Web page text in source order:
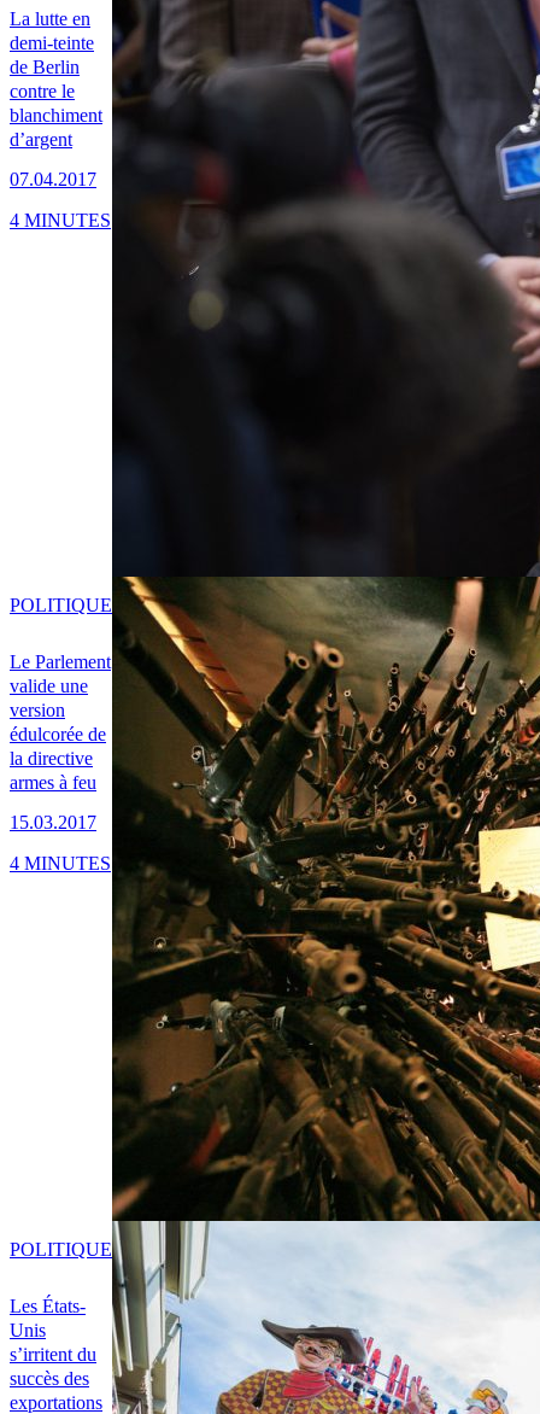
La lutte en
demi-teinte
de Berlin
contre le
blanchiment
d’argent
07.04.2017
4 MINUTES
Le Parlement
valide une
version
édulcorée de
la directive
armes à feu
15.03.2017
POLITIQUE
4 MINUTES
Les États-
Unis
s’irritent du
succès des
exportations
POLITIQUE